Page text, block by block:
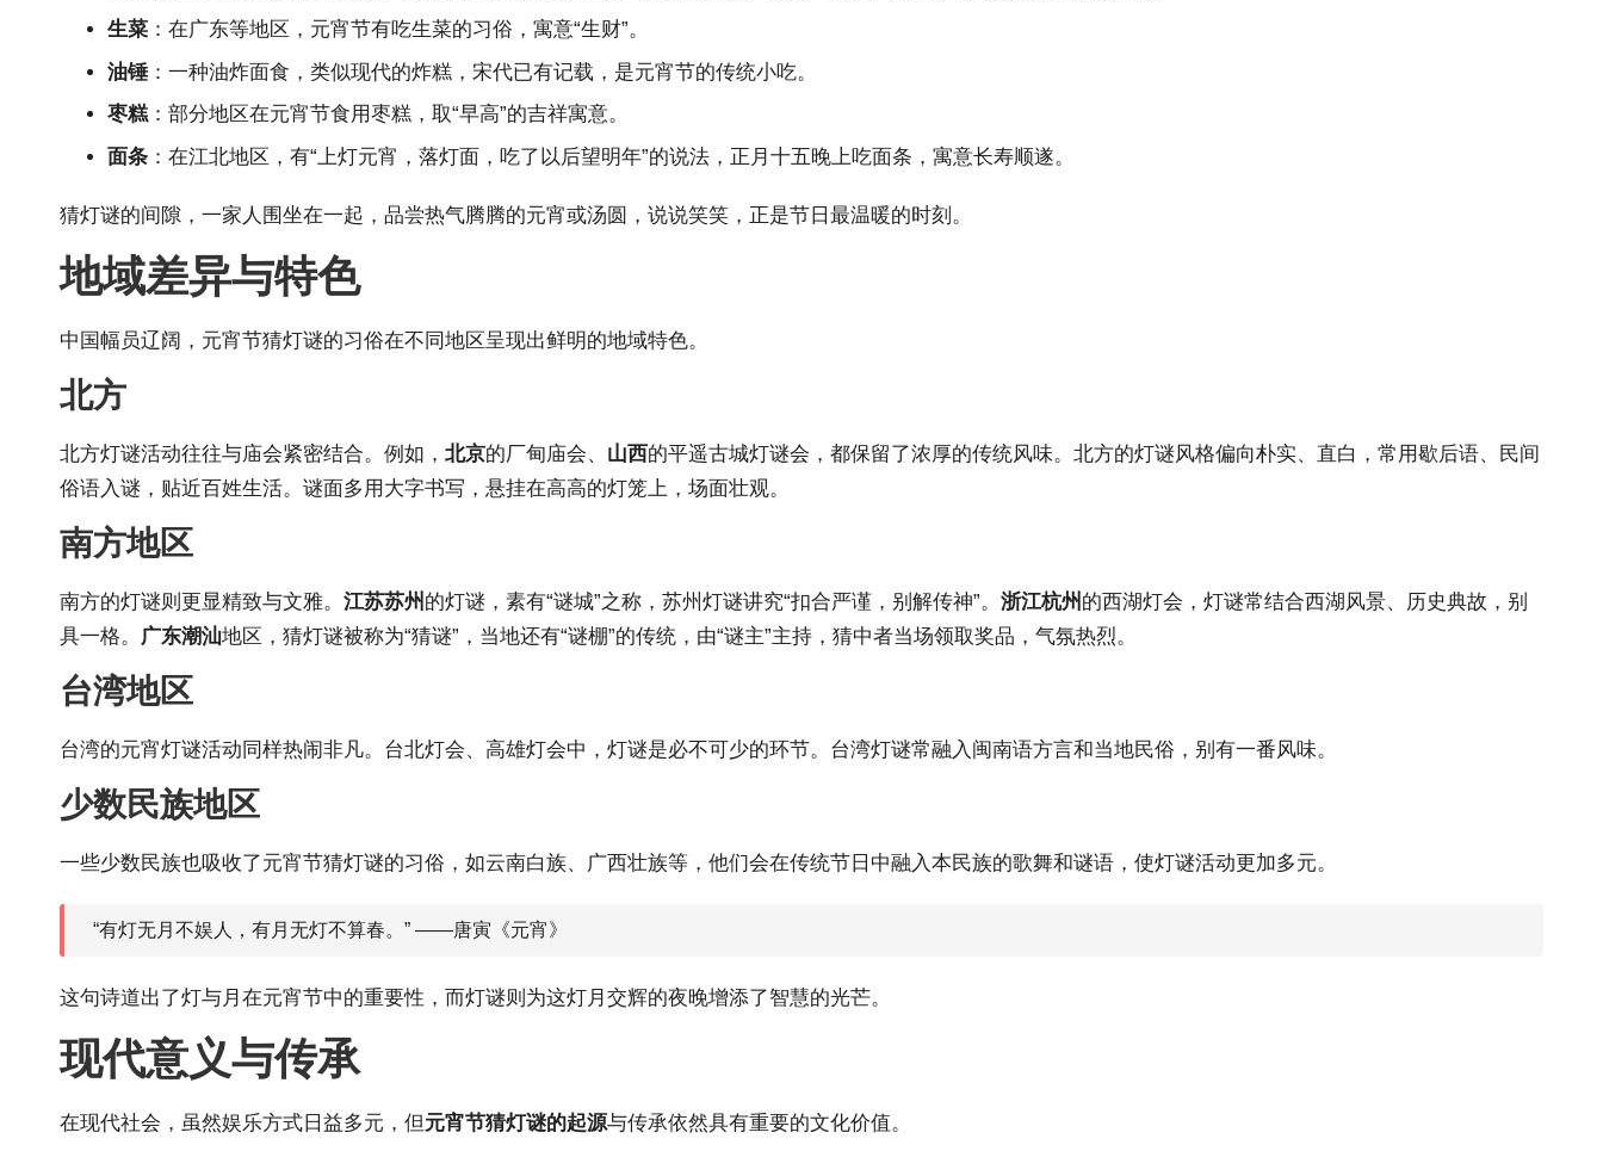
生菜 ：在广东等地区，元宵节有吃生菜的习俗，寓意“生财”。
油锤：一种油炸面食，类似现代的炸糕，宋代已有记载，是元宵节的传统小吃。
枣糕：部分地区在元宵节食用枣糕，取“早高”的吉祥寓意。
面条 ：在江北地区，有“上灯元宵，落灯面，吃了以后望明年”的说法，正月十五晚上吃面条，寓意长寿顺遂。
猜灯谜的间隙，一家人围坐在一起，品尝热气腾腾的元宵或汤圆，说说笑笑，正是节日最温暖的时刻。
地域差异与特色
中国幅员辽阔，元宵节猜灯谜的习俗在不同地区呈现出鲜明的地域特色。
北方
北方灯谜活动往往与庙会紧密结合。例如， 北京的厂甸庙会、 山西的平遥古城灯谜会，都保留了浓厚的传统风味。北方的灯谜风格偏向朴实、直白，常用歇后语、民间
俗语入谜，贴近百姓生活。谜面多用大字书写，悬挂在高高的灯笼上，场面壮观。
南方地区
南方的灯谜则更显精致与文雅。 江苏苏州 的灯谜，素有“谜城”之称，苏州灯谜讲究“扣合严谨，别解传神”。 浙江杭州 的西湖灯会，灯谜常结合西湖风景、历史典故，别
具一格。
广东潮汕地区，猜灯谜被称为“猜谜”，当地还有“谜棚”的传统，由“谜主”主持，猜中者当场领取奖品，气氛热烈。
台湾地区
台湾的元宵灯谜活动同样热闹非凡。台北灯会、高雄灯会中，灯谜是必不可少的环节。台湾灯谜常融入闽南语方言和当地民俗，别有一番风味。
少数民族地区
一些少数民族也吸收了元宵节猜灯谜的习俗，如云南白族、广西壮族等，他们会在传统节日中融入本民族的歌舞和谜语，使灯谜活动更加多元。
“有灯无月不娱人，有月无灯不算春。” ——唐寅《元宵》
这句诗道出了灯与月在元宵节中的重要性，而灯谜则为这灯月交辉的夜晚增添了智慧的光芒。
现代意义与传承
在现代社会，虽然娱乐方式日益多元，但元宵节猜灯谜的起源与传承依然具有重要的文化价值。